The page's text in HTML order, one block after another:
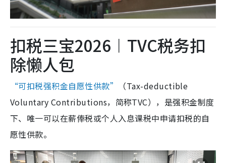
扣税三宝2026︱TVC税务扣
除懒人包
“可扣税强积金自愿性供款”
（Tax-deductible
Voluntary Contributions，简称TVC），是强积金制度
下、唯一可以在薪俸税或个人入息课税中申请扣税的自
愿性供款。